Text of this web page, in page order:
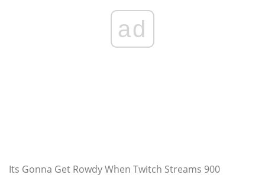
ad
Its Gonna Get Rowdy When Twitch Streams 900